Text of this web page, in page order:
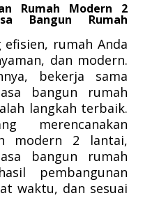
Rumah Modern 2
Bangun Rumah
efisien, rumah Anda
dan modern.
bekerja sama
bangun rumah
langkah terbaik.
merencanakan
modern 2 lantai,
bangun rumah
pembangunan
waktu, dan sesuai